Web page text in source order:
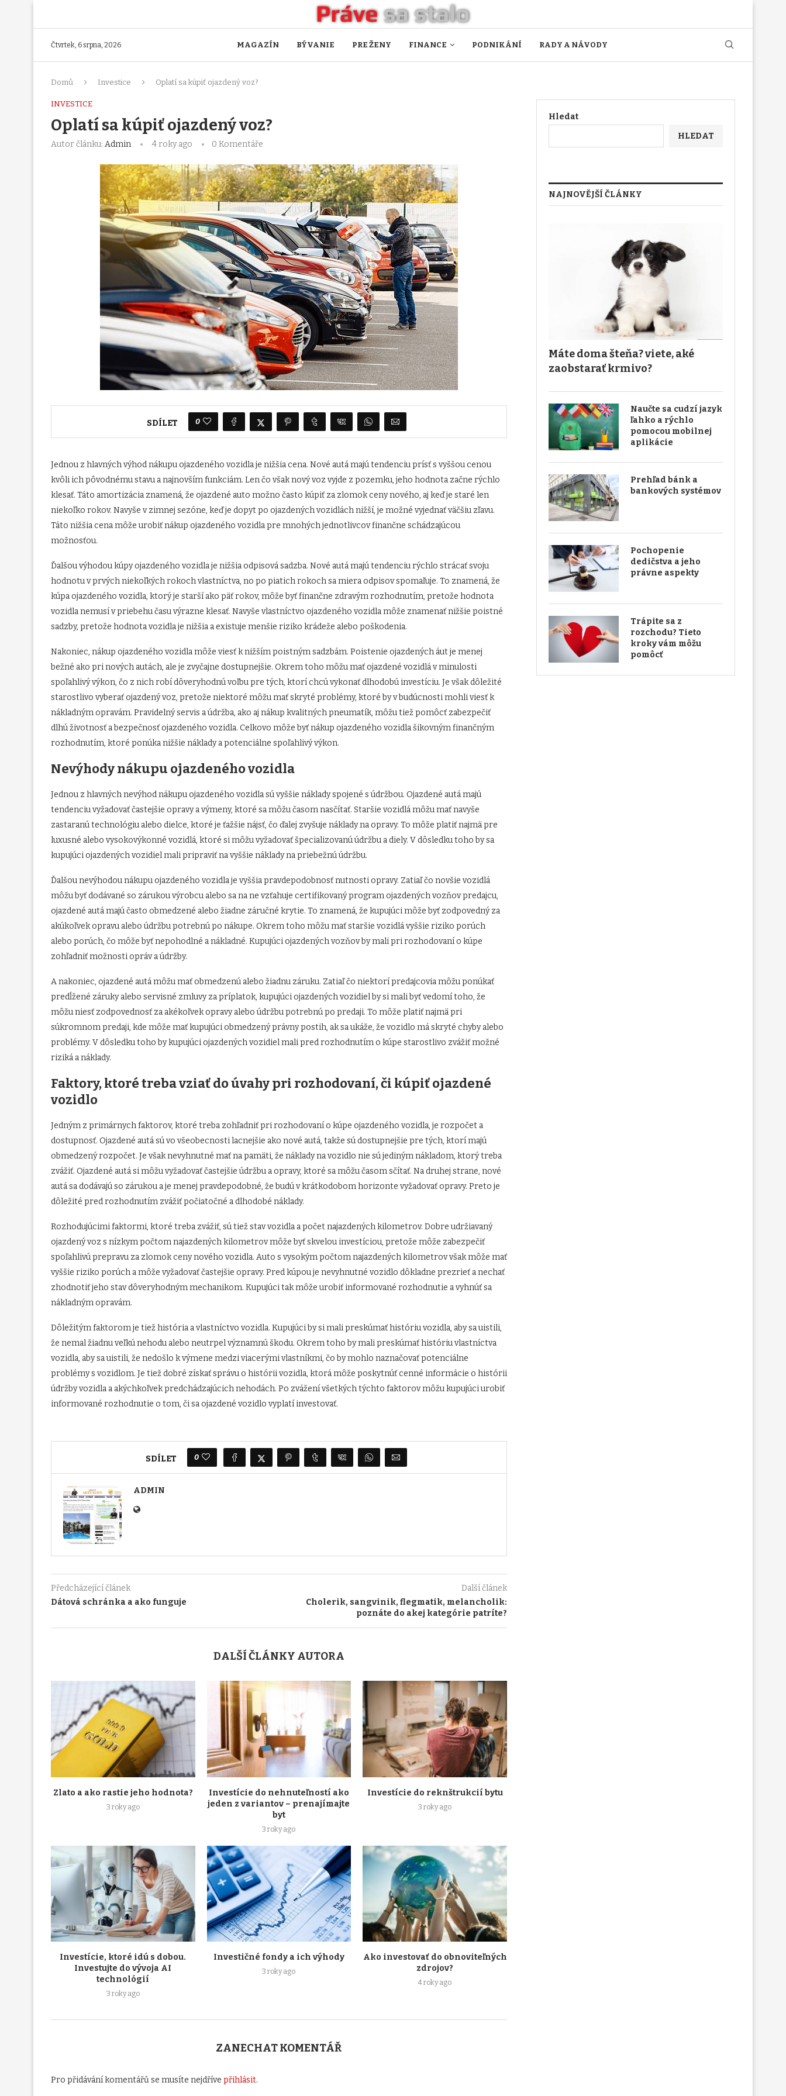
Čtvrtek, 6 srpna, 2026 MAGAZÍN BÝVANIE PRE ŽENY FINANCE PODNIKÁNÍ RADY A NÁVODY
Domů Investice Oplatí sa kúpiť ojazdený voz?
INVESTICE
Oplatí sa kúpiť ojazdený voz?
Autor článku: Admin 4 roky ago 0 Komentáře
SDÍLET 0
Jednou z hlavných výhod nákupu ojazdeného vozidla je nižšia cena. Nové autá majú tendenciu prísť s vyššou cenou
kvôli ich pôvodnému stavu a najnovším funkciám. Len čo však nový voz vyjde z pozemku, jeho hodnota začne rýchlo
klesať. Táto amortizácia znamená, že ojazdené auto možno často kúpiť za zlomok ceny nového, aj keď je staré len
niekoľko rokov. Navyše v zimnej sezóne, keď je dopyt po ojazdených vozidlách nižší, je možné vyjednať väčšiu zľavu.
Táto nižšia cena môže urobiť nákup ojazdeného vozidla pre mnohých jednotlivcov finančne schádzajúcou
možnosťou.
Ďalšou výhodou kúpy ojazdeného vozidla je nižšia odpisová sadzba. Nové autá majú tendenciu rýchlo strácať svoju
hodnotu v prvých niekoľkých rokoch vlastníctva, no po piatich rokoch sa miera odpisov spomaľuje. To znamená, že
kúpa ojazdeného vozidla, ktorý je starší ako päť rokov, môže byť finančne zdravým rozhodnutím, pretože hodnota
vozidla nemusí v priebehu času výrazne klesať. Navyše vlastníctvo ojazdeného vozidla môže znamenať nižšie poistné
sadzby, pretože hodnota vozidla je nižšia a existuje menšie riziko krádeže alebo poškodenia.
Nakoniec, nákup ojazdeného vozidla môže viesť k nižším poistným sadzbám. Poistenie ojazdených áut je menej
bežné ako pri nových autách, ale je zvyčajne dostupnejšie. Okrem toho môžu mať ojazdené vozidlá v minulosti
spoľahlivý výkon, čo z nich robí dôveryhodnú voľbu pre tých, ktorí chcú vykonať dlhodobú investíciu. Je však dôležité
starostlivo vyberať ojazdený voz, pretože niektoré môžu mať skryté problémy, ktoré by v budúcnosti mohli viesť k
nákladným opravám. Pravidelný servis a údržba, ako aj nákup kvalitných pneumatík, môžu tiež pomôcť zabezpečiť
dlhú životnosť a bezpečnosť ojazdeného vozidla. Celkovo môže byť nákup ojazdeného vozidla šikovným finančným
rozhodnutím, ktoré ponúka nižšie náklady a potenciálne spoľahlivý výkon.
Nevýhody nákupu ojazdeného vozidla
Jednou z hlavných nevýhod nákupu ojazdeného vozidla sú vyššie náklady spojené s údržbou. Ojazdené autá majú
tendenciu vyžadovať častejšie opravy a výmeny, ktoré sa môžu časom nasčítať. Staršie vozidlá môžu mať navyše
zastaranú technológiu alebo dielce, ktoré je ťažšie nájsť, čo ďalej zvyšuje náklady na opravy. To môže platiť najmä pre
luxusné alebo vysokovýkonné vozidlá, ktoré si môžu vyžadovať špecializovanú údržbu a diely. V dôsledku toho by sa
kupujúci ojazdených vozidiel mali pripraviť na vyššie náklady na priebežnú údržbu.
Ďalšou nevýhodou nákupu ojazdeného vozidla je vyššia pravdepodobnosť nutnosti opravy. Zatiaľ čo novšie vozidlá
môžu byť dodávané so zárukou výrobcu alebo sa na ne vzťahuje certifikovaný program ojazdených vozňov predajcu,
ojazdené autá majú často obmedzené alebo žiadne záručné krytie. To znamená, že kupujúci môže byť zodpovedný za
akúkoľvek opravu alebo údržbu potrebnú po nákupe. Okrem toho môžu mať staršie vozidlá vyššie riziko porúch
alebo porúch, čo môže byť nepohodlné a nákladné. Kupujúci ojazdených vozňov by mali pri rozhodovaní o kúpe
zohľadniť možnosti opráv a údržby.
A nakoniec, ojazdené autá môžu mať obmedzenú alebo žiadnu záruku. Zatiaľ čo niektorí predajcovia môžu ponúkať
predĺžené záruky alebo servisné zmluvy za príplatok, kupujúci ojazdených vozidiel by si mali byť vedomí toho, že
môžu niesť zodpovednosť za akékoľvek opravy alebo údržbu potrebnú po predaji. To môže platiť najmä pri
súkromnom predaji, kde môže mať kupujúci obmedzený právny postih, ak sa ukáže, že vozidlo má skryté chyby alebo
problémy. V dôsledku toho by kupujúci ojazdených vozidiel mali pred rozhodnutím o kúpe starostlivo zvážiť možné
riziká a náklady.
Faktory, ktoré treba vziať do úvahy pri rozhodovaní, či kúpiť ojazdené
vozidlo
Jedným z primárnych faktorov, ktoré treba zohľadniť pri rozhodovaní o kúpe ojazdeného vozidla, je rozpočet a
dostupnosť. Ojazdené autá sú vo všeobecnosti lacnejšie ako nové autá, takže sú dostupnejšie pre tých, ktorí majú
obmedzený rozpočet. Je však nevyhnutné mať na pamäti, že náklady na vozidlo nie sú jediným nákladom, ktorý treba
zvážiť. Ojazdené autá si môžu vyžadovať častejšie údržbu a opravy, ktoré sa môžu časom sčítať. Na druhej strane, nové
autá sa dodávajú so zárukou a je menej pravdepodobné, že budú v krátkodobom horizonte vyžadovať opravy. Preto je
dôležité pred rozhodnutím zvážiť počiatočné a dlhodobé náklady.
Rozhodujúcimi faktormi, ktoré treba zvážiť, sú tiež stav vozidla a počet najazdených kilometrov. Dobre udržiavaný
ojazdený voz s nízkym počtom najazdených kilometrov môže byť skvelou investíciou, pretože môže zabezpečiť
spoľahlivú prepravu za zlomok ceny nového vozidla. Auto s vysokým počtom najazdených kilometrov však môže mať
vyššie riziko porúch a môže vyžadovať častejšie opravy. Pred kúpou je nevyhnutné vozidlo dôkladne prezrieť a nechať
zhodnotiť jeho stav dôveryhodným mechanikom. Kupujúci tak môže urobiť informované rozhodnutie a vyhnúť sa
nákladným opravám.
Dôležitým faktorom je tiež história a vlastníctvo vozidla. Kupujúci by si mali preskúmať históriu vozidla, aby sa uistili,
že nemal žiadnu veľkú nehodu alebo neutrpel významnú škodu. Okrem toho by mali preskúmať históriu vlastníctva
vozidla, aby sa uistili, že nedošlo k výmene medzi viacerými vlastníkmi, čo by mohlo naznačovať potenciálne
problémy s vozidlom. Je tiež dobré získať správu o histórii vozidla, ktorá môže poskytnúť cenné informácie o histórii
údržby vozidla a akýchkoľvek predchádzajúcich nehodách. Po zvážení všetkých týchto faktorov môžu kupujúci urobiť
informované rozhodnutie o tom, či sa ojazdené vozidlo vyplatí investovať.
SDÍLET 0
ADMIN
Předcházející článek
Dátová schránka a ako funguje
Další článek
Cholerik, sangvinik, flegmatik, melancholik:
poznáte do akej kategórie patríte?
DALŠÍ ČLÁNKY AUTORA
Zlato a ako rastie jeho hodnota?
3 roky ago
Investície do nehnuteľností ako
jeden z variantov – prenajímajte
byt
3 roky ago
Investície do reknštrukcií bytu
3 roky ago
Investície, ktoré idú s dobou.
Investujte do vývoja AI
technológií
3 roky ago
Investičné fondy a ich výhody
3 roky ago
Ako investovať do obnoviteľných
zdrojov?
4 roky ago
ZANECHAT KOMENTÁŘ
Pro přidávání komentářů se musíte nejdříve přihlásit.
Hledat
HLEDAT
NAJNOVĚJŠÍ ČLÁNKY
Máte doma šteňa? viete, aké
zaobstarať krmivo?
Naučte sa cudzí jazyk
ľahko a rýchlo
pomocou mobilnej
aplikácie
Prehľad bánk a
bankových systémov
Pochopenie
dedičstva a jeho
právne aspekty
Trápite sa z
rozchodu? Tieto
kroky vám môžu
pomôcť